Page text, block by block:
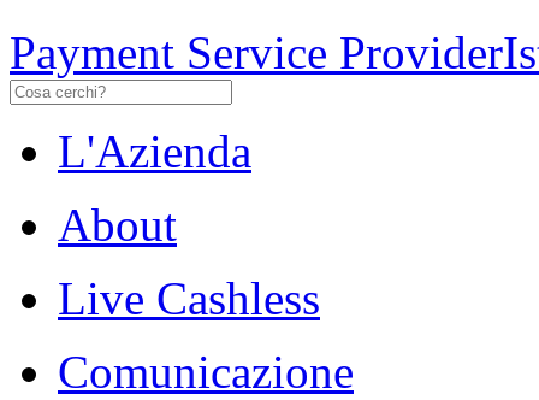
Payment Service Provider
L'Azienda
About
Live Cashless
Comunicazione